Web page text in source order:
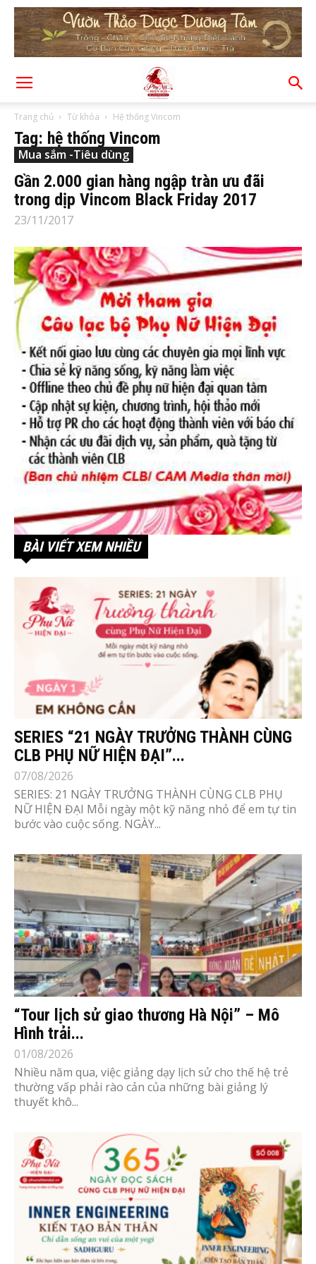
Trang chủ Từ khóa Hệ thống Vincom
Tag: hệ thống Vincom
Mua sắm -Tiêu dùng
Gần 2.000 gian hàng ngập tràn ưu đãi
trong dịp Vincom Black Friday 2017
23/11/2017
BÀI VIẾT XEM NHIỀU
SERIES “21 NGÀY TRƯỞNG THÀNH CÙNG
CLB PHỤ NỮ HIỆN ĐẠI”...
07/08/2026
SERIES: 21 NGÀY TRƯỞNG THÀNH CÙNG CLB PHỤ
NỮ HIỆN ĐẠI Mỗi ngày một kỹ năng nhỏ để em tự tin
bước vào cuộc sống. NGÀY...
“Tour lịch sử giao thương Hà Nội” – Mô
Hình trải...
01/08/2026
Nhiều năm qua, việc giảng dạy lịch sử cho thế hệ trẻ
thường vấp phải rào cản của những bài giảng lý
thuyết khô...